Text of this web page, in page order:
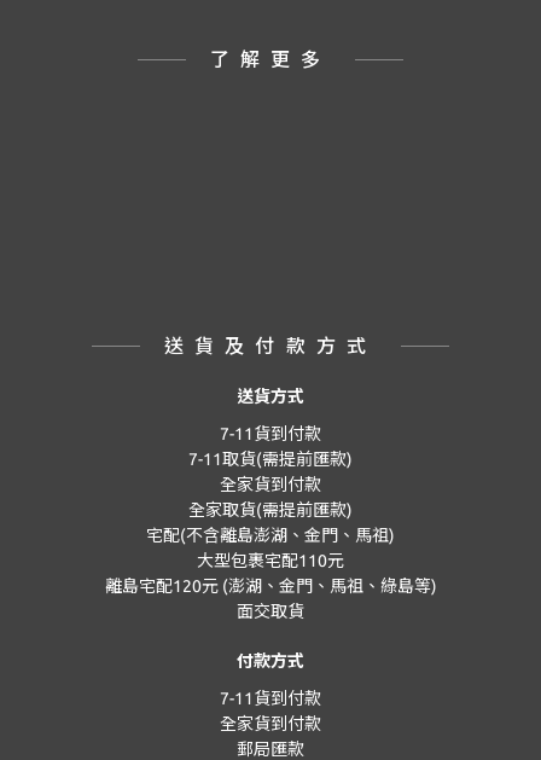
了解更多
送貨及付款方式
送貨方式
7-11貨到付款
7-11取貨(需提前匯款)
全家貨到付款
全家取貨(需提前匯款)
宅配(不含離島澎湖、金門、馬祖)
大型包裹宅配110元
離島宅配120元 (澎湖、金門、馬祖、綠島等)
面交取貨
付款方式
7-11貨到付款
全家貨到付款
郵局匯款